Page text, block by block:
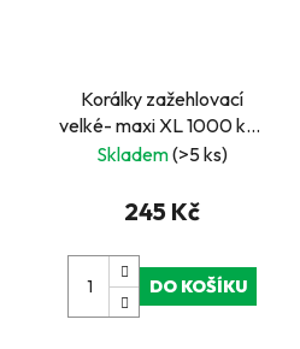
Korálky zažehlovací
velké- maxi XL 1000 ks -
černé
Skladem(>5 ks)
245 Kč
DO KOŠÍKU